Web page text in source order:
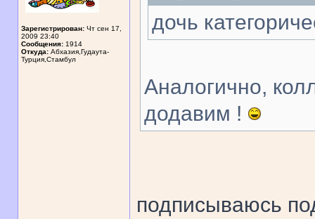
Зарегистрирован: Чт сен 17,
2009 23:40
Сообщения: 1914
Откуда: Абхазия,Гудаута-
Турция,Стамбул
дочь
Аналогично,
додавим !
подписываюсь